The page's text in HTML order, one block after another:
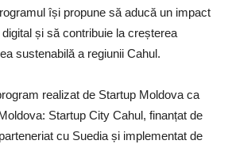
își propune să aducă un impact
și să contribuie la creșterea
sustenabilă a regiunii Cahul.
realizat de Startup Moldova ca
Startup City Cahul, finanțat de
cu Suedia și implementat de